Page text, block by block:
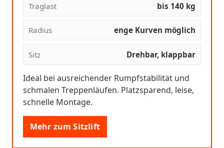
Traglast bis 140 kg
Radius enge Kurven möglich
Sitz Drehbar, klappbar
Ideal bei ausreichender Rumpfstabilität und
schmalen Treppenläufen. Platzsparend, leise,
schnelle Montage.
Mehr zum Sitzlift